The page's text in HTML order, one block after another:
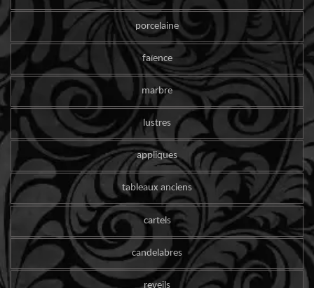
porcelaine
faïence
marbre
lustres
appliques
tableaux anciens
cartels
candelabres
reveils